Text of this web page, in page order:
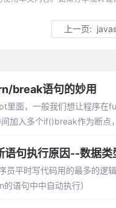
上一页:
break语句的妙用
里面，一般我们想让程序在
加入多个if()break作为断点
语句执行原因--数据类
员平时写代码用的最多的逻
语句中中自动执行）